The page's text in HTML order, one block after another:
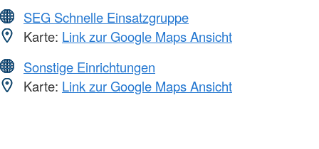
SEG Schnelle Einsatzgruppe
Karte: Link zur Google Maps Ansicht
Sonstige Einrichtungen
Karte: Link zur Google Maps Ansicht